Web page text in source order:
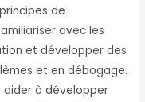
de
avec les
et développer des
et en débogage.
aider à développer